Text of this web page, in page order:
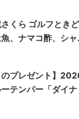
さくら ゴルフと
、ナマコ酢、シャ
のプレゼント】
ーテンパー「ダイ